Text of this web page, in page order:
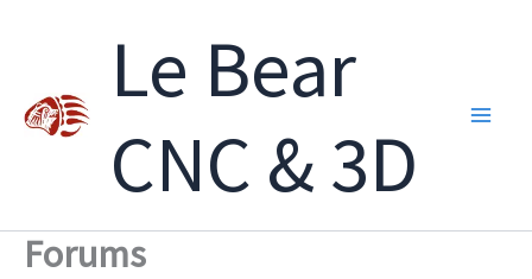
Le Bear
CNC & 3D
Forums